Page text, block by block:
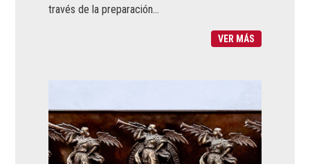
través de la preparación...
VER MÁS